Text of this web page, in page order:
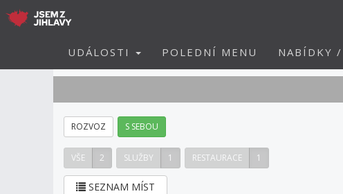
UDÁLOSTI POLEDNÍ MENU NABÍDKY /
ROZVOZ S SEBOU
VŠE 2 SLUŽBY 1 RESTAURACE 1
SEZNAM MÍST